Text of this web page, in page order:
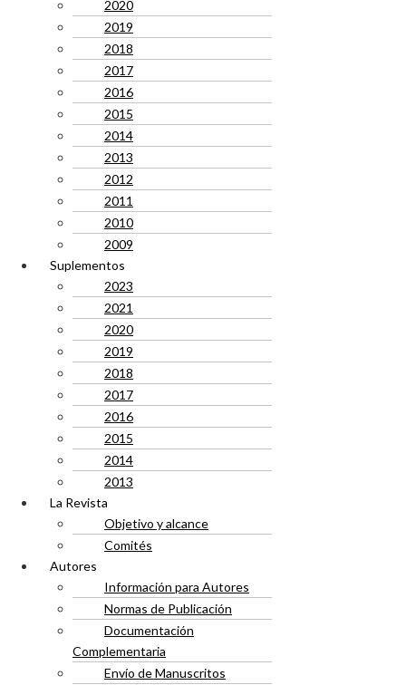
2020
2019
2018
2017
2016
2015
2014
2013
2012
2011
2010
2009
Suplementos
2023
2021
2020
2019
2018
2017
2016
2015
2014
2013
La Revista
Objetivo y alcance
Comités
Autores
Información para Autores
Normas de Publicación
Documentación
Complementaria
Envío de Manuscritos